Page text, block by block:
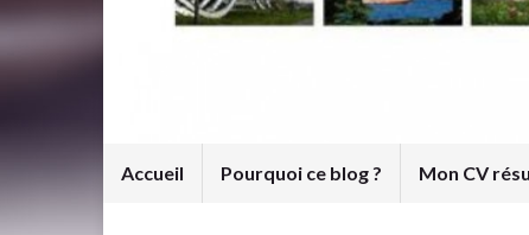
Accueil Pourquoi ce blog ? Mon CV